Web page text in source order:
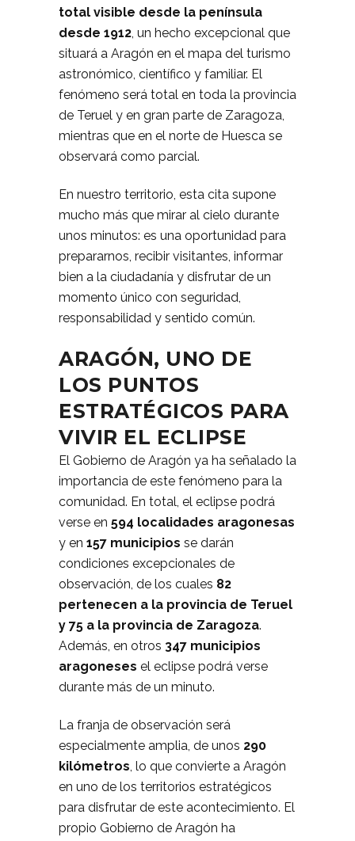
total visible desde la península
desde 1912, un hecho excepcional que
situará a Aragón en el mapa del turismo
astronómico, científico y familiar. El
fenómeno será total en toda la provincia
de Teruel y en gran parte de Zaragoza,
mientras que en el norte de Huesca se
observará como parcial.
En nuestro territorio, esta cita supone
mucho más que mirar al cielo durante
unos minutos: es una oportunidad para
prepararnos, recibir visitantes, informar
bien a la ciudadanía y disfrutar de un
momento único con seguridad,
responsabilidad y sentido común.
ARAGÓN, UNO DE
LOS PUNTOS
ESTRATÉGICOS PARA
VIVIR EL ECLIPSE
El Gobierno de Aragón ya ha señalado la
importancia de este fenómeno para la
comunidad. En total, el eclipse podrá
verse en 594 localidades aragonesas
y en 157 municipios se darán
condiciones excepcionales de
observación, de los cuales 82
pertenecen a la provincia de Teruel
y 75 a la provincia de Zaragoza.
Además, en otros 347 municipios
aragoneses el eclipse podrá verse
durante más de un minuto.
La franja de observación será
especialmente amplia, de unos 290
kilómetros, lo que convierte a Aragón
en uno de los territorios estratégicos
para disfrutar de este acontecimiento. El
propio Gobierno de Aragón ha